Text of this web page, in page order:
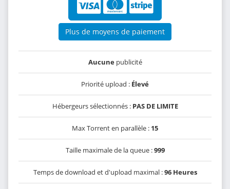
Plus de moyens de paiement
Aucunepublicité
Priorité upload : Élevé
Hébergeurs sélectionnés : PAS DE LIMITE
Max Torrent en parallèle : 15
Taille maximale de la queue :999
Temps de download et d'upload maximal :96 Heures